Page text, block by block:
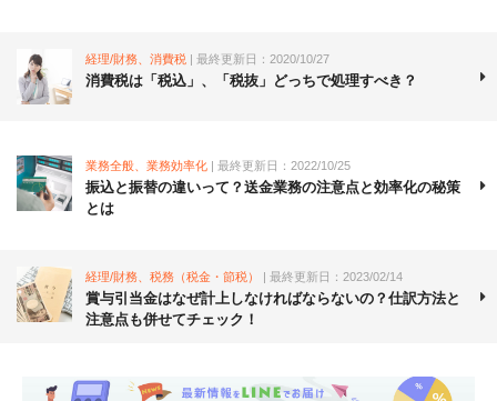
経理/財務、消費税 | 最終更新日：2020/10/27
消費税は「税込」、「税抜」どっちで処理すべき？
業務全般、業務効率化 | 最終更新日：2022/10/25
振込と振替の違いって？送金業務の注意点と効率化の秘策
とは
経理/財務、税務（税金・節税） | 最終更新日：2023/02/14
賞与引当金はなぜ計上しなければならないの？仕訳方法と
注意点も併せてチェック！